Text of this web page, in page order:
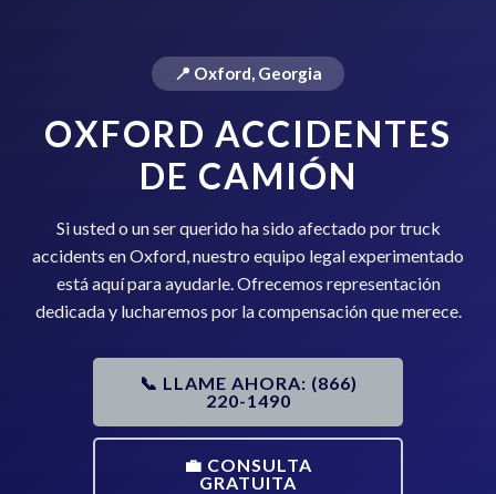
📍 Oxford, Georgia
OXFORD ACCIDENTES
DE CAMIÓN
Si usted o un ser querido ha sido afectado por truck
accidents en Oxford, nuestro equipo legal experimentado
está aquí para ayudarle. Ofrecemos representación
dedicada y lucharemos por la compensación que merece.
📞 LLAME AHORA: (866)
220-1490
💼 CONSULTA
GRATUITA